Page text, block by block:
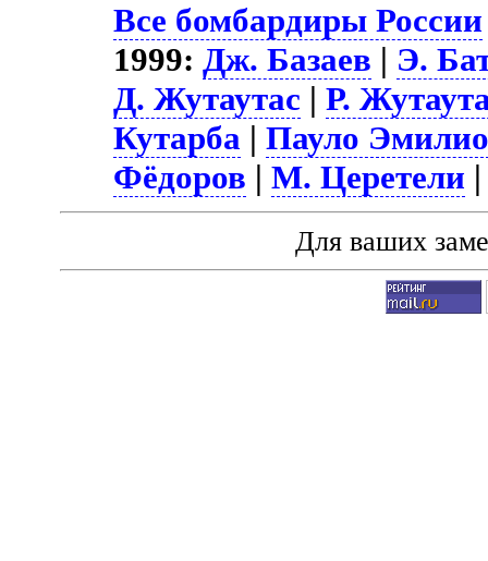
Все бомбардиры России
1999:Дж. Базаев | Э.
Д. Жутаутас |Р.
Кутарба |Пауло
Фёдоров |М. Церетели
Для ваших